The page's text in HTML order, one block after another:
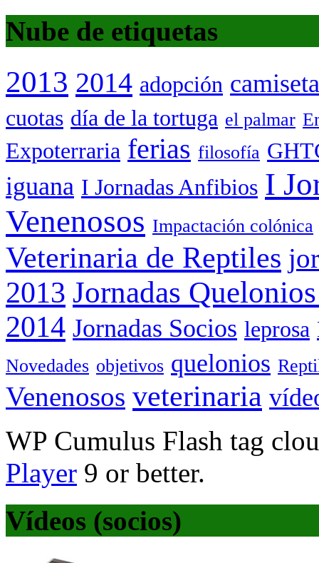
Nube de etiquetas
2013 2014 adopción
cuotas día de la tortuga el palmar
Expoterraria ferias filosofía
iguana I Jornadas Anfibios I
Venenosos Impactación colónica
Veterinaria de Reptiles
2013 Jornadas
2014 Jornadas Socios leprosa
Novedades objetivos quelonios
Venenosos veterinaria
WP Cumulus Flash tag
Player 9 or better.
Vídeos (socios)